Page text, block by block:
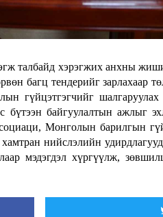
талбайд хэрэгжих анхны
багц тендерийг зарлахаар
гүйцэтгэгчийг шалгаруулах
бүтээн байгуулалтын ажлыг
Монголын барилгын
нийслэлийн
мэдэгдэл хүргүүлж,